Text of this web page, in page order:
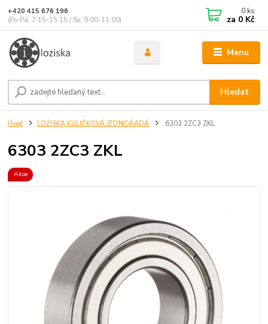
Menu
Hledat
+420 415 676 196
(Po-Pá, 7:15-15:15 / So, 9:00-11:00)
0 ks
za 0 Kč
Úvod LOŽISKA KULIČKOVÁ JEDNOŘADÁ 6303 2ZC3 ZKL
6303 2ZC3 ZKL
Akce